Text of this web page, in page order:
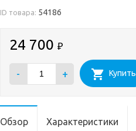
ID товара: 54186
24 700 ₽
- + Купить
Обзор Характеристики